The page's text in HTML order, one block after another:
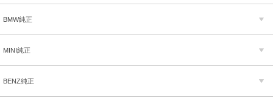
BMW純正
MINI純正
BENZ純正